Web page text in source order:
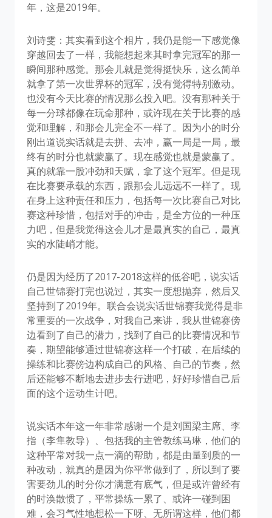
年，这是2019年。
刘诗雯：其实看到这个相片，我仍是能一下感觉像
穿越回去了一样，我能想起来其时拿完冠军的那一
瞬间那种感觉。那会儿就是觉得挺快乐，这么简单
就拿了第一次世界杯的冠军，没有觉得特别激动。
也没有今天比赛的情况那么投入吧。没有那种关于
每一分球都像在玩命那种，或许现在关于比赛的感
觉和理解，和那会儿完全不一样了。因为小的时分
刚出道说实话就是去拼、去冲，赢一局是一局，最
终有的时分也就蒙赢了。现在感觉也就是蒙赢了。
真的就靠一股冲劲和天赋，拿了这个冠军。但是现
在比赛要承载的东西，跟那会儿远远不一样了。现
在身上这种责任和压力，包括每一次比赛自己对比
赛这种珍惜，包括对手的冲击，是全方位的一种压
力吧，但是我觉得这会儿才是最真实的自己，最真
实的水陡峭才能。
仍是因为经历了2017-2018这样的低谷吧，说实话
自己世锦赛打完也说过，其实一度想抛弃，然后又
坚持到了2019年。联合会说实话世锦赛我觉得是非
常重要的一次战争，对我自己来讲，我从世锦赛傍
边看到了自己的潜力，找到了自己的比赛情况和节
奏，期望能够通过世锦赛这样一个打破，在后续的
操练和比赛傍边构成自己的风格、自己的节奏，然
后还能够不断地去进步去行进吧，好好珍惜自己后
面的这个运动生计吧。
说实话本年这一年非常感谢一个是刘国梁主席、李
指（李隼教导）、包括我的主管教练马琳，他们的
这种平常对我一点一滴的帮助，都是由量到质的一
种改动，就真的是因为你平常做到了，所以到了要
害要劲儿的时分你才满意有底气，但是或许曾经有
的时涣散惯了，平常操练一累了、或许一碰到困
难，会习气性地想松一下呀、无所谓这样，他们都